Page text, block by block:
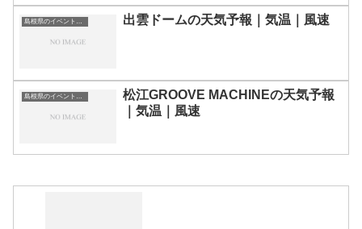
出雲ドームの天気予報｜気温｜風速
松江GROOVE MACHINEの天気予報
｜気温｜風速